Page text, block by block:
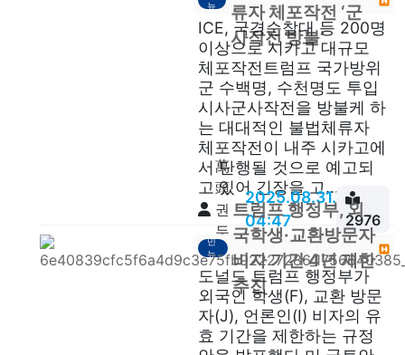
뉴
류자 체포작전 ‘군
사작전 방불’
ICE, 국경순찰대 등 200명
이상으로 시카고 대규모
체포작전트럼프 국가방위
군 수백명, 수천명도 투입
시사군사작전을 방불케 하
는 대대적인 불법체류자
체포작전이 내주 시카고에
서 단행될 것으로 예고되
고 있어 긴장을 고...
萬
頭
권
두
안
2025.08.31.
04:47
2976
민
뉴
스
트럼프 행정부, 외
국학생·교환방문자
비자 기간 4년 제한
추진
도널드 트럼프 행정부가
외국인 학생(F), 교환 방문
자(J), 언론인(I) 비자의 유
효 기간을 제한하는 규정